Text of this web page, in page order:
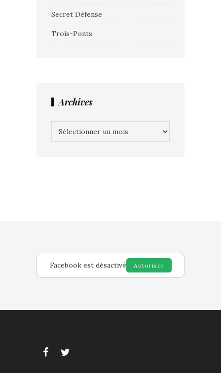
Secret Défense
Trois-Ponts
Archives
Facebook est désactivé Autoriser